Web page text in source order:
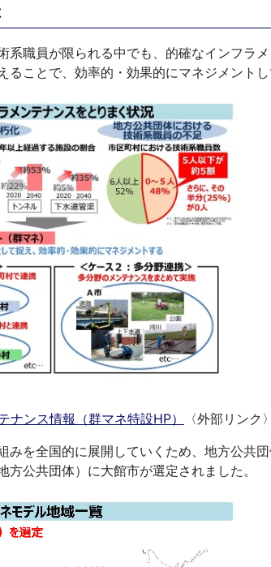
職員が限られる中でも、的確なインフラメ
ことで、効率的・効果的にマネジメントし
ナンス情報（群マネ特設HP）
〈外部リンク〉
を全国的に展開していくため、地方公共
公共団体）に大館市が選定されました。